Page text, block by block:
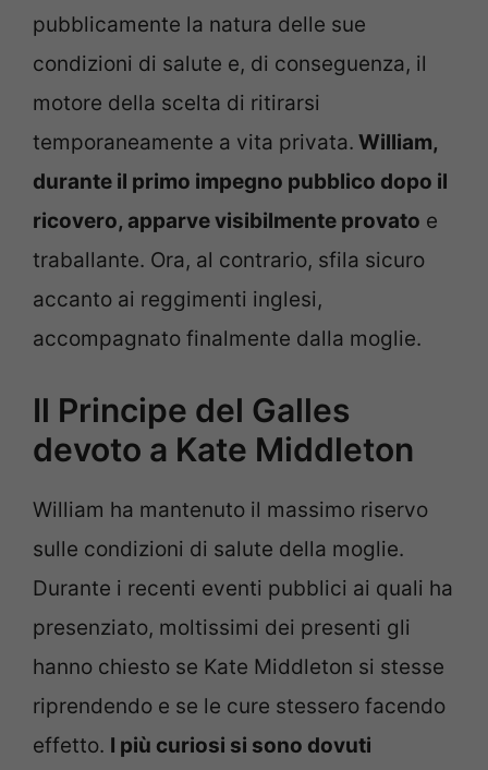
pubblicamente la natura delle sue
condizioni di salute e, di conseguenza, il
motore della scelta di ritirarsi
temporaneamente a vita privata. William,
durante il primo impegno pubblico dopo il
ricovero, apparve visibilmente provato e
traballante. Ora, al contrario, sfila sicuro
accanto ai reggimenti inglesi,
accompagnato finalmente dalla moglie.
Il Principe del Galles
devoto a Kate Middleton
William ha mantenuto il massimo riservo
sulle condizioni di salute della moglie.
Durante i recenti eventi pubblici ai quali ha
presenziato, moltissimi dei presenti gli
hanno chiesto se Kate Middleton si stesse
riprendendo e se le cure stessero facendo
effetto. I più curiosi si sono dovuti